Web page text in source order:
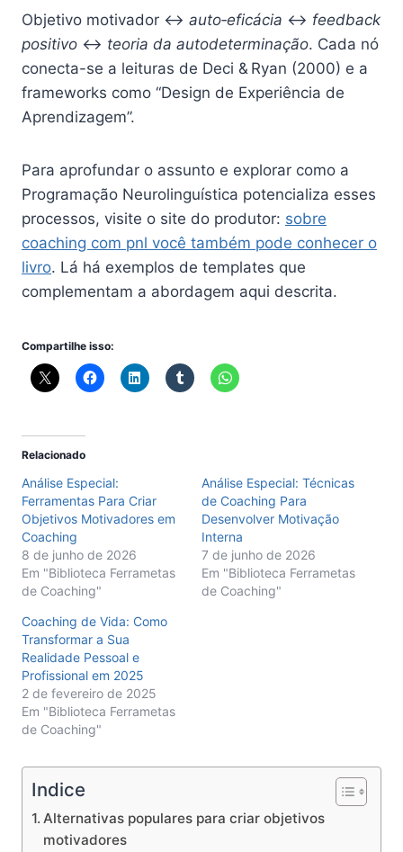
Objetivo motivador ↔ auto‑eficácia ↔ feedback
positivo ↔ teoria da autodeterminação. Cada nó
conecta-se a leituras de Deci & Ryan (2000) e a
frameworks como “Design de Experiência de
Aprendizagem”.
Para aprofundar o assunto e explorar como a
Programação Neurolinguística potencializa esses
processos, visite o site do produtor: sobre
coaching com pnl você também pode conhecer o
livro. Lá há exemplos de templates que
complementam a abordagem aqui descrita.
Compartilhe isso:
Relacionado
Análise Especial:
Ferramentas Para Criar
Objetivos Motivadores em
Coaching
8 de junho de 2026
Em "Biblioteca Ferrametas
de Coaching"
Análise Especial: Técnicas
de Coaching Para
Desenvolver Motivação
Interna
7 de junho de 2026
Em "Biblioteca Ferrametas
de Coaching"
Coaching de Vida: Como
Transformar a Sua
Realidade Pessoal e
Profissional em 2025
2 de fevereiro de 2025
Em "Biblioteca Ferrametas
de Coaching"
Indice
Alternativas populares para criar objetivos
motivadores